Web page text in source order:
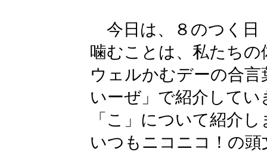
今日は、８のつく日
噛むことは、私たち
ウェルかむデーの合
いーぜ」で紹介して
「こ」について紹介
いつもニコニコ！の